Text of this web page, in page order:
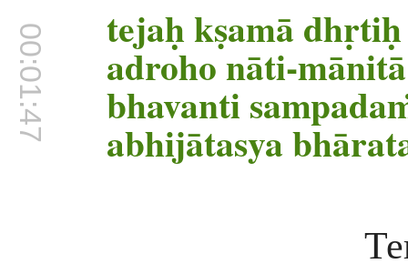
00:01:47 tejaḥ kṣamā dhṛtiḥ
adroho nāti-mānitā
bhavanti
abhijātasya